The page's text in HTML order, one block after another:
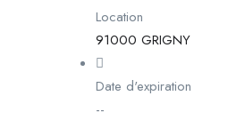
Location
91000 GRIGNY
Date d'expiration
--